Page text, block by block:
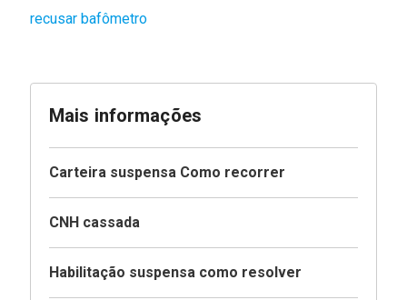
recusar bafômetro
Mais informações
Carteira suspensa Como recorrer
CNH cassada
Habilitação suspensa como resolver